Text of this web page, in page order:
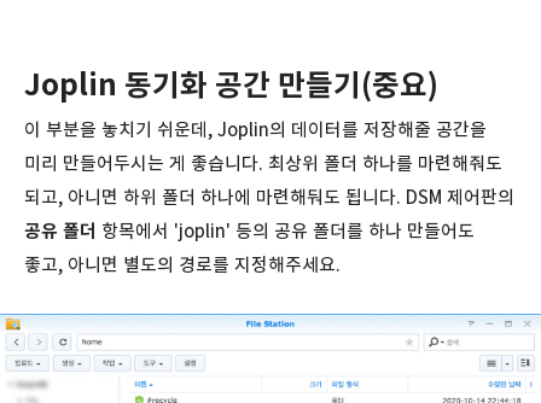
Joplin 동기화 공간 만들기(중요)
이 부분을 놓치기 쉬운데, Joplin의 데이터를 저장해줄 공간을
미리 만들어두시는 게 좋습니다. 최상위 폴더 하나를 마련해줘도
되고, 아니면 하위 폴더 하나에 마련해둬도 됩니다. DSM 제어판의
공유 폴더 항목에서 'joplin' 등의 공유 폴더를 하나 만들어도
좋고, 아니면 별도의 경로를 지정해주세요.